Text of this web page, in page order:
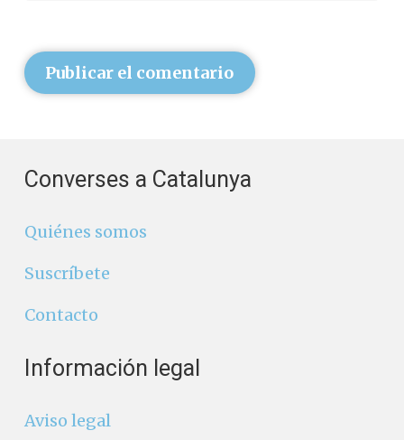
Publicar el comentario
Converses a Catalunya
Quiénes somos
Suscríbete
Contacto
Información legal
Aviso legal